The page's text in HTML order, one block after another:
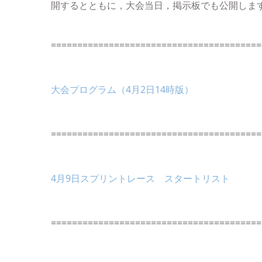
開するとともに，大会当日，掲示板でも公開しま
大会プログラム（4月2日14時版）
4月9日スプリントレース スタートリスト